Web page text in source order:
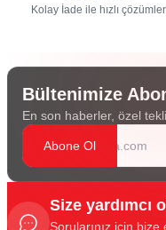
Kolay İade ile hızlı
Bültenimize
En son haberler, özel
Abone Ol
Size yardımcı
Sorularınız için